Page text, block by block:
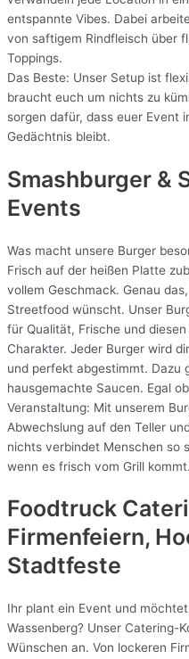
entspannte Vibes. Dabei
von saftigem Rindfleisch über
Toppings.
Das Beste: Unser Setup ist
braucht euch um nichts zu
sorgen dafür, dass euer Event
Gedächtnis bleibt.
Smashburger &
Events
Was macht unsere Burger
Frisch auf der heißen Platte
vollem Geschmack. Genau
Streetfood wünscht. Unser
für Qualität, Frische und
Charakter. Jeder Burger wird
und perfekt abgestimmt. Dazu
hausgemachte Saucen. Egal
Veranstaltung: Mit unserem
Abwechslung auf den Teller
nichts verbindet Menschen so
wenn es frisch vom Grill kommt.
Foodtruck
Firmenfeiern,
Stadtfeste
Ihr plant ein Event und
Wassenberg? Unser Catering-
Wünschen an. Von lockeren